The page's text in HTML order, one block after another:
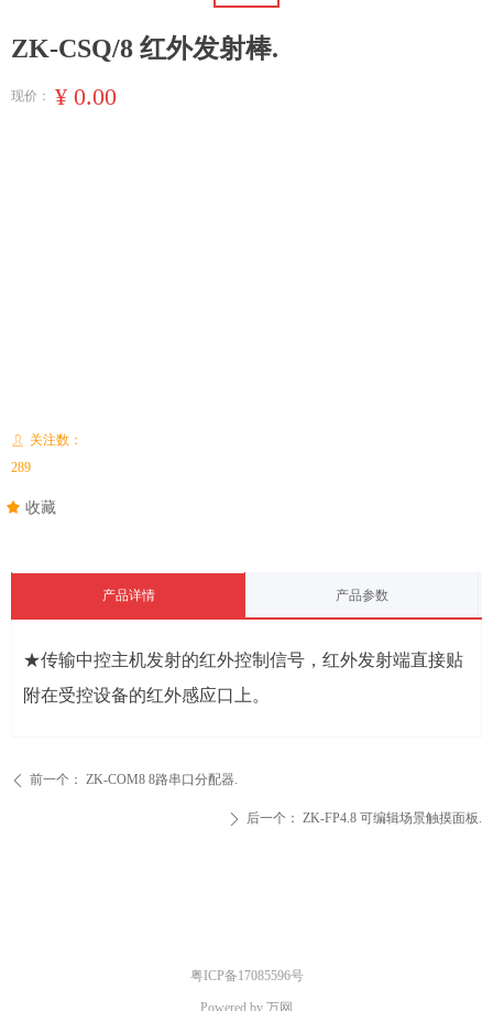
ZK-CSQ/8 红外发射棒.
끄 收藏
产品详情 产品参数
★传输中控主机发射的红外控制信号，红外发射端直接贴
附在受控设备的红外感应口上。
ꄴ 前一个： ZK-COM8 8路串口分配器.
ꄲ 后一个： ZK-FP4.8 可编辑场景触摸面板.
ꄑ 关注数：
289
现价： ¥ 0.00
粤ICP备17085596号
Powered by 万网